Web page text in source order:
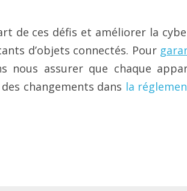
de ces défis et améliorer la
d’objets connectés. Pour
nous assurer que chaque
changements dans la